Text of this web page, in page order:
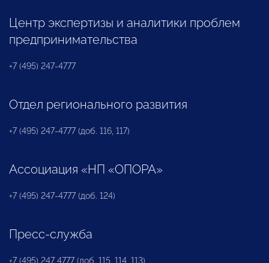
Центр экспертизы и аналитики проблем
предпринимательства
+7 (495) 247-4777
Отдел регионального развития
+7 (495) 247-4777 (доб. 116, 117)
Ассоциация «НП «ОПОРА»
+7 (495) 247-4777 (доб. 124)
Пресс-служба
+7 (495) 247 4777 (доб. 115, 114, 113)